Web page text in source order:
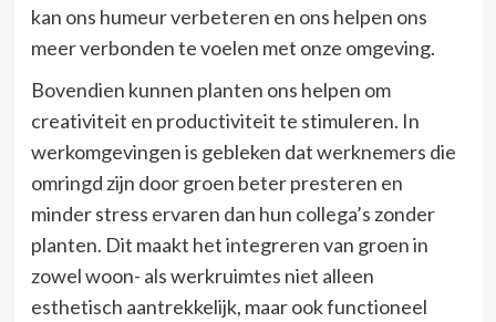
kan ons humeur verbeteren en ons helpen ons
meer verbonden te voelen met onze omgeving.
Bovendien kunnen planten ons helpen om
creativiteit en productiviteit te stimuleren. In
werkomgevingen is gebleken dat werknemers die
omringd zijn door groen beter presteren en
minder stress ervaren dan hun collega’s zonder
planten. Dit maakt het integreren van groen in
zowel woon- als werkruimtes niet alleen
esthetisch aantrekkelijk, maar ook functioneel